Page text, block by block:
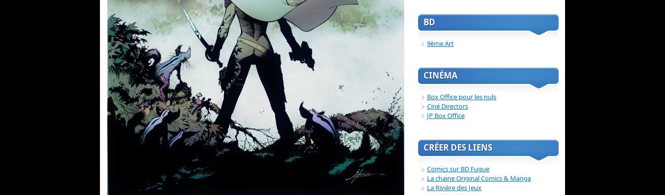
BD
9ème Art
CINÉMA
Box Office pour les nuls
Ciné Directors
JP Box Office
CRÉER DES LIENS
Comics sur BD Fugue
La chaine Original Comics & Manga
La Rivière des Jeux